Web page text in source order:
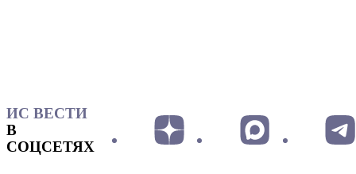
ИС ВЕСТИ
В
СОЦСЕТЯХ